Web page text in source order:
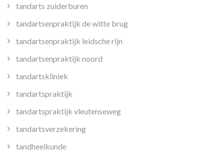
tandarts zuiderburen
tandartsenpraktijk de witte brug
tandartsenpraktijk leidsche rijn
tandartsenpraktijk noord
tandartskliniek
tandartspraktijk
tandartspraktijk vleutenseweg
tandartsverzekering
tandheelkunde